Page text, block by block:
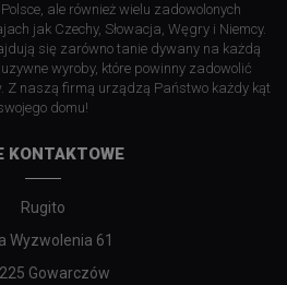
ale również wielu zadowolonych
jak Czechy, Słowacja, Węgry i Niemcy.
się zarówno tanie dywany na każdą
wyroby, które powinny zadowolić
Z naszą firmą urządzą Państwo każdy kąt
domu!
KONTAKTOWE
Rugito
Wyzwolenia 61
Gowarczów